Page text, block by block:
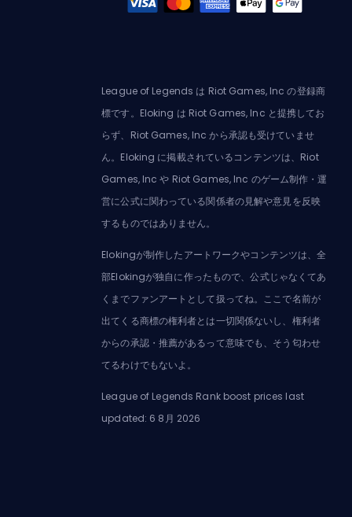
League of Legends は Riot Games, Inc の登録商
標です。Eloking は Riot Games, Inc と提携してお
らず、Riot Games, Inc から承認も受けていませ
ん。Eloking に掲載されているコンテンツは、Riot
Games, Inc や Riot Games, Inc のゲーム制作・運
営に公式に関わっている関係者の見解や意見を反映
するものではありません。
Elokingが制作したアートワークやコンテンツは、全
部Elokingが独自に作ったもので、公式じゃなくてあ
くまでファンアートとして扱ってね。ここで名前が
出てくる商標の権利者とは一切関係ないし、権利者
からの承認・推薦があるって意味でも、そう匂わせ
てるわけでもないよ。
League of Legends Rank boost prices last
updated: 6 8月 2026